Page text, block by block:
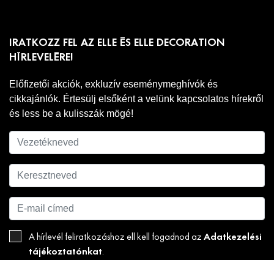
IRATKOZZ FEL AZ ELLE ÉS ELLE DECORATION
HÍRLEVELÉRE!
Előfizetői akciók, exkluzív eseménymeghívók és
cikkajánlók. Értesülj elsőként a velünk kapcsolatos hírekről
és less be a kulisszák mögé!
A hírlevél feliratkozáshoz ell kell fogadnod az Adatkezelési
tájékoztatónkat.